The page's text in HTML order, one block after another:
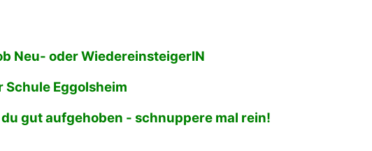
Neu- oder WiedereinsteigerIN
Eggolsheim
gut aufgehoben - schnuppere mal rein!